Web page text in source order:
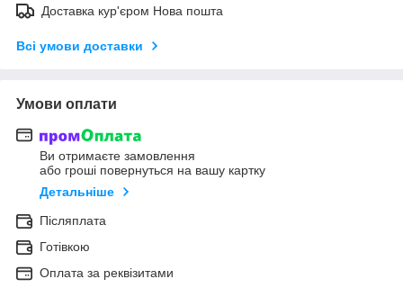
Доставка кур'єром Нова пошта
Всі умови доставки
Умови оплати
Ви отримаєте замовлення
або гроші повернуться на вашу картку
Детальніше
Післяплата
Готівкою
Оплата за реквізитами